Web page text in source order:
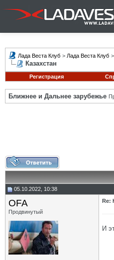
Лада Веста Клуб > Лада Веста Клуб >
Казахстан
Регистрация
Ближнее и Дальнее зарубежье
05.10.2022, 10:38
OFA
Продвинутый
Re:
И